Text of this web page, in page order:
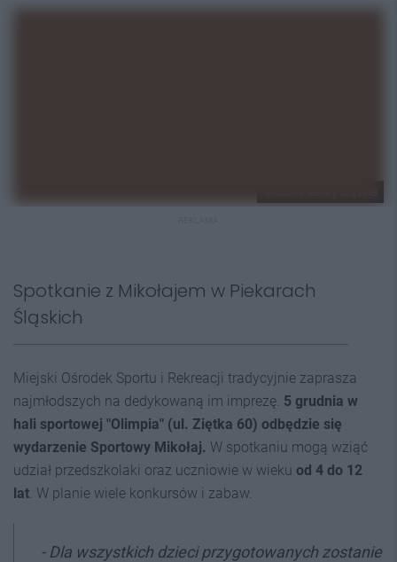
Spotkanie z Mikołajem w Piekarach
Śląskich
Miejski Ośrodek Sportu i Rekreacji tradycyjnie zaprasza
najmłodszych na dedykowaną im imprezę. 5 grudnia w
hali sportowej "Olimpia" (ul. Ziętka 60) odbędzie się
wydarzenie Sportowy Mikołaj. W spotkaniu mogą wziąć
udział przedszkolaki oraz uczniowie w wieku od 4 do 12
lat . W planie wiele konkursów i zabaw.
- Dla wszystkich dzieci przygotowanych zostanie